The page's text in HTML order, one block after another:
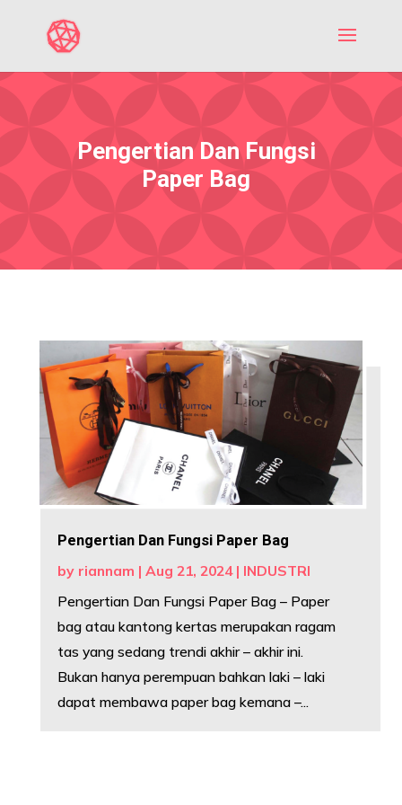
Pengertian Dan Fungsi
Paper Bag
Pengertian Dan Fungsi Paper Bag
by riannam | Aug 21, 2024| INDUSTRI
Pengertian Dan Fungsi Paper Bag – Paper
bag atau kantong kertas merupakan ragam
tas yang sedang trendi akhir – akhir ini.
Bukan hanya perempuan bahkan laki – laki
dapat membawa paper bag kemana –...